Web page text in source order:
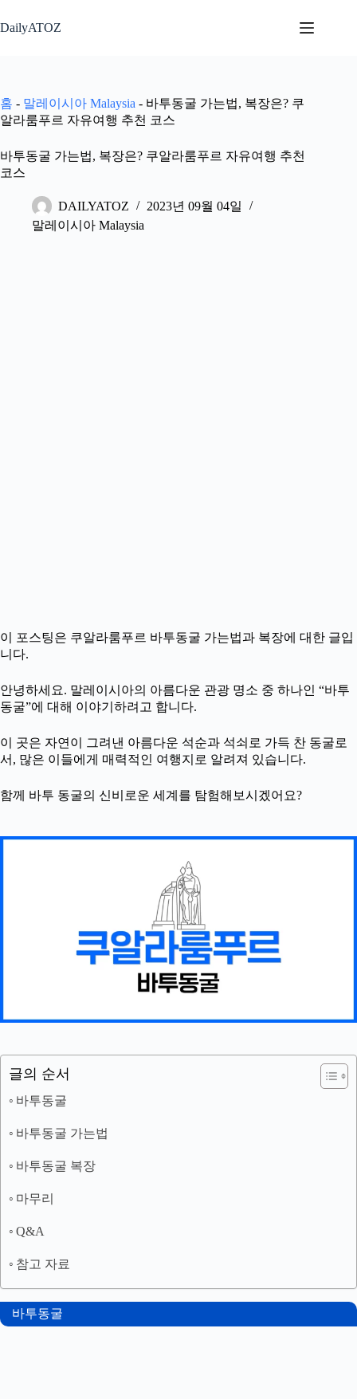
문
뛰
기
DailyATOZ
홈 - 말레이시아 Malaysia - 바투동굴 가는법, 복장은? 쿠
알라룸푸르 자유여행 추천 코스
바투동굴 가는법, 복장은? 쿠알라룸푸르 자유여행 추천
코스
DAILYATOZ
2023년 09월 04일
말레이시아 Malaysia
이 포스팅은 쿠알라룸푸르 바투동굴 가는법과 복장에 대한 글입
니다.
안녕하세요. 말레이시아의 아름다운 관광 명소 중 하나인 “바투
동굴”에 대해 이야기하려고 합니다.
이 곳은 자연이 그려낸 아름다운 석순과 석쇠로 가득 찬 동굴로
서, 많은 이들에게 매력적인 여행지로 알려져 있습니다.
함께 바투 동굴의 신비로운 세계를 탐험해보시겠어요?
글의 순서
바투동굴
바투동굴 가는법
바투동굴 복장
마무리
Q&A
참고 자료
바투동굴